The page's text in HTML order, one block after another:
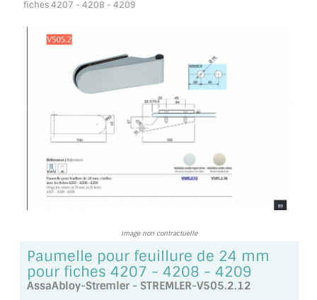
DEMANDE DE DEVIS
SUIVI DE DEVIS
SUIVI DE COMMANDE
TOUS LES TARIFS AU M2
GUIDE : CHOIX PAR UTILISATION
AMBIANCE LAITON BROSSÉ
MIROIRS VIEILLIS AMBIANCE BRASSERIE
fiches 4207 - 4208 - 4209
Image non contractuelle
Paumelle pour feuillure de 24 mm
pour fiches 4207 - 4208 - 4209
AssaAbloy-Stremler - STREMLER-V505.2.12